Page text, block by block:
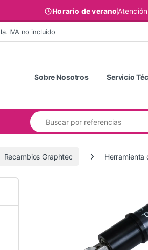
Horario de verano
IVA no incluido
Sobre Nosotros Servicio
Buscar:
Recambios Graphtec Herramienta